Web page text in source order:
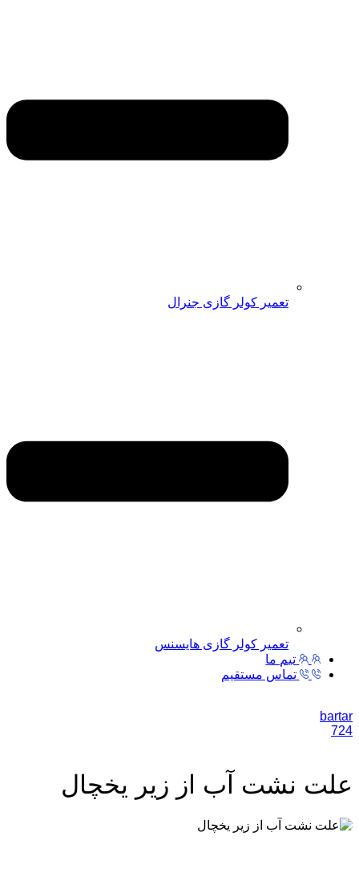
تعمیر کولر گازی جنرال
تعمیر کولر گازی هایسنس
تیم ما
تماس مستقیم
bartar
724
علت نشت آب از زیر یخچال